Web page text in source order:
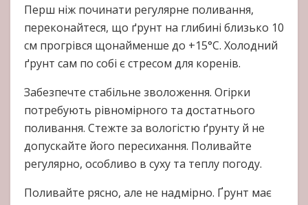
Перш ніж починати регулярне поливання,
переконайтеся, що ґрунт на глибині близько 10
см прогрівся щонайменше до +15°C. Холодний
ґрунт сам по собі є стресом для коренів.
Забезпечте стабільне зволоження. Огірки
потребують рівномірного та достатнього
поливання. Стежте за вологістю ґрунту й не
допускайте його пересихання. Поливайте
регулярно, особливо в суху та теплу погоду.
Поливайте рясно, але не надмірно. Ґрунт має